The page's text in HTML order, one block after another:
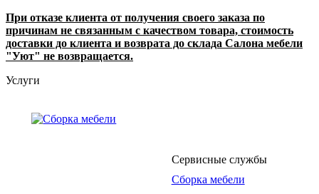
При отказе клиента от получения своего заказа по
причинам не связанным с качеством товара, стоимость
доставки до клиента и возврата до склада Салона мебели
"Уют" не возвращается.
Услуги
Сервисные службы
Сборка мебели